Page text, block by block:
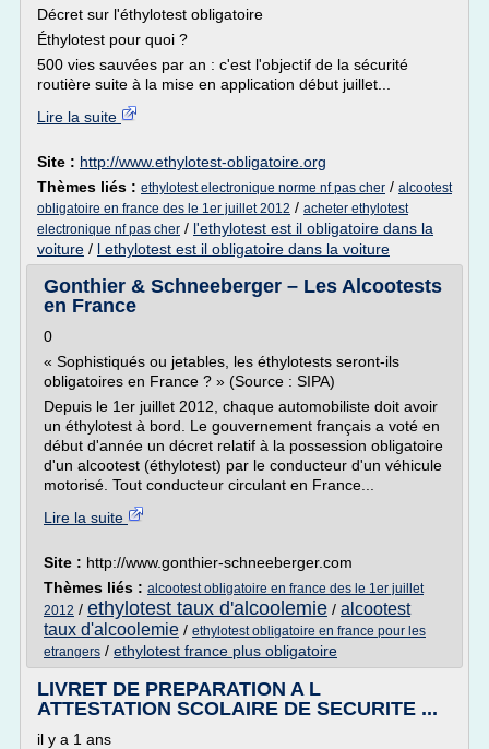
Décret sur l'éthylotest obligatoire
Éthylotest pour quoi ?
500 vies sauvées par an : c'est l'objectif de la sécurité
routière suite à la mise en application début juillet...
Lire la suite
Site : http://www.ethylotest-obligatoire.org
Thèmes liés : ethylotest electronique norme nf pas cher / alcootest
obligatoire en france des le 1er juillet 2012 / acheter ethylotest
electronique nf pas cher / l'ethylotest est il obligatoire dans la
voiture / l ethylotest est il obligatoire dans la voiture
Gonthier & Schneeberger – Les Alcootests
en France
0
« Sophistiqués ou jetables, les éthylotests seront-ils
obligatoires en France ? » (Source : SIPA)
Depuis le 1er juillet 2012, chaque automobiliste doit avoir
un éthylotest à bord. Le gouvernement français a voté en
début d'année un décret relatif à la possession obligatoire
d'un alcootest (éthylotest) par le conducteur d'un véhicule
motorisé. Tout conducteur circulant en France...
Lire la suite
Site : http://www.gonthier-schneeberger.com
Thèmes liés : alcootest obligatoire en france des le 1er juillet
2012 / ethylotest taux d'alcoolemie / alcootest
taux d'alcoolemie / ethylotest obligatoire en france pour les
etrangers / ethylotest france plus obligatoire
LIVRET DE PREPARATION A L
ATTESTATION SCOLAIRE DE SECURITE ...
il y a 1 ans